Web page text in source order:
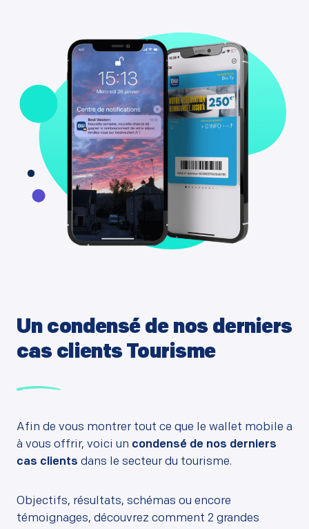
Un condensé de nos derniers
cas clients Tourisme
Afin de vous montrer tout ce que le wallet mobile a
à vous offrir, voici un condensé de nos derniers
cas clients dans le secteur du tourisme.
Objectifs, résultats, schémas ou encore
témoignages, découvrez comment 2 grandes